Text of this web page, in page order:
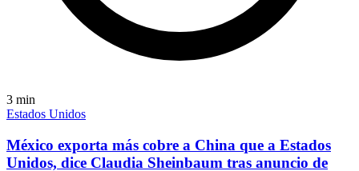
3 min
Estados Unidos
México exporta más cobre a China que a Estados
Unidos, dice Claudia Sheinbaum tras anuncio de